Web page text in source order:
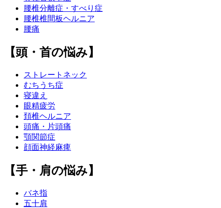
腰椎分離症・すべり症
腰椎椎間板ヘルニア
腰痛
【頭・首の悩み】
ストレートネック
むちうち症
寝違え
眼精疲労
頚椎ヘルニア
頭痛・片頭痛
顎関節症
顔面神経麻痺
【手・肩の悩み】
バネ指
五十肩